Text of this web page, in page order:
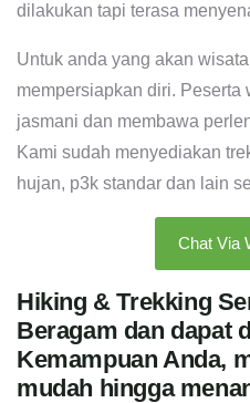
dilakukan tapi terasa
Untuk anda yang akan
mempersiapkan diri.
jasmani dan membawa
Kami sudah menyediakan
hujan, p3k standar dan lain
Chat Via
Hiking & Trekking
Beragam dan dapat
Kemampuan Anda,
mudah hingga